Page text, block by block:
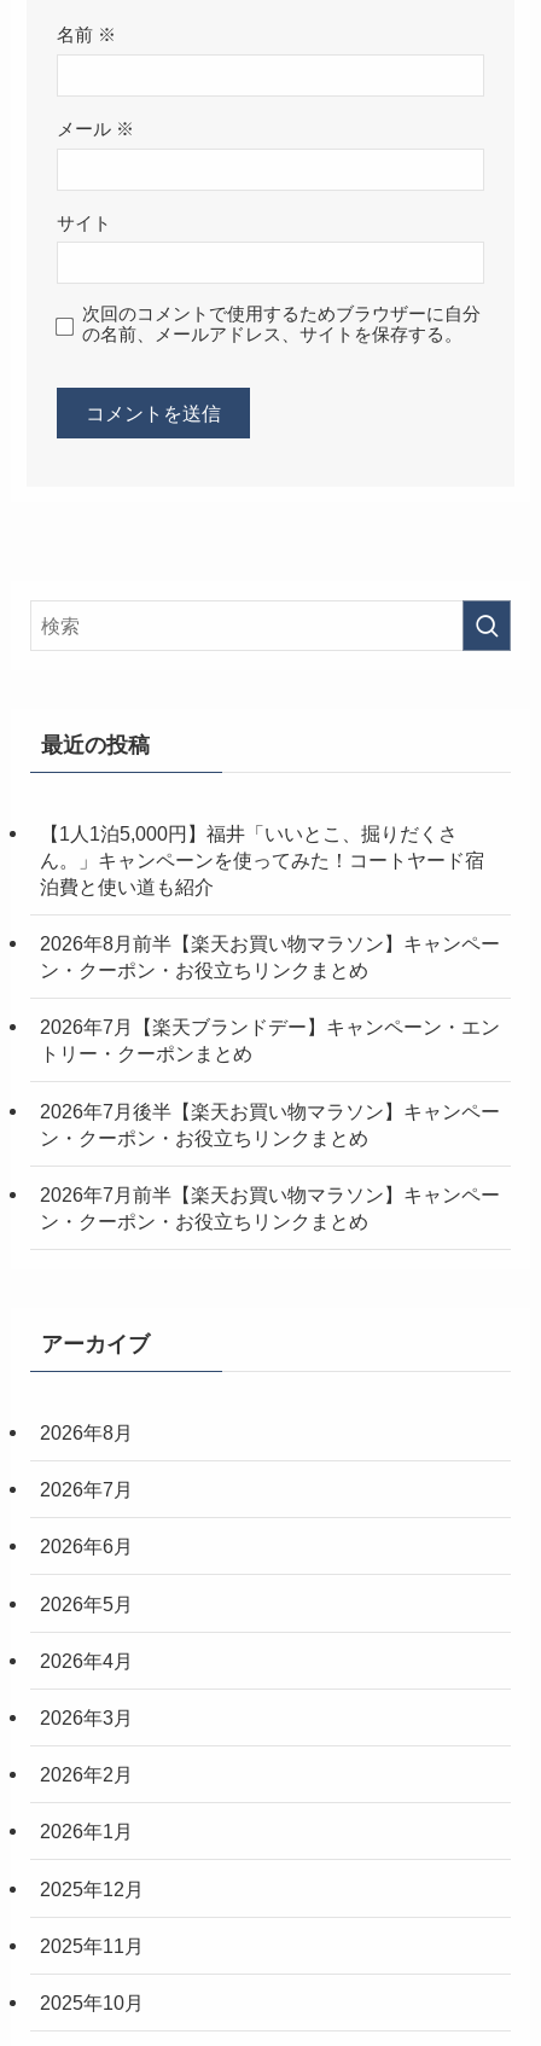
名前 ※
メール ※
サイト
次回のコメントで使用するためブラウザーに自分
の名前、メールアドレス、サイトを保存する。
最近の投稿
【1人1泊5,000円】福井「いいとこ、掘りだくさ
ん。」キャンペーンを使ってみた！コートヤード宿
泊費と使い道も紹介
2026年8月前半【楽天お買い物マラソン】キャンペー
ン・クーポン・お役立ちリンクまとめ
2026年7月【楽天ブランドデー】キャンペーン・エン
トリー・クーポンまとめ
2026年7月後半【楽天お買い物マラソン】キャンペー
ン・クーポン・お役立ちリンクまとめ
2026年7月前半【楽天お買い物マラソン】キャンペー
ン・クーポン・お役立ちリンクまとめ
アーカイブ
2026年8月
2026年7月
2026年6月
2026年5月
2026年4月
2026年3月
2026年2月
2026年1月
2025年12月
2025年11月
2025年10月